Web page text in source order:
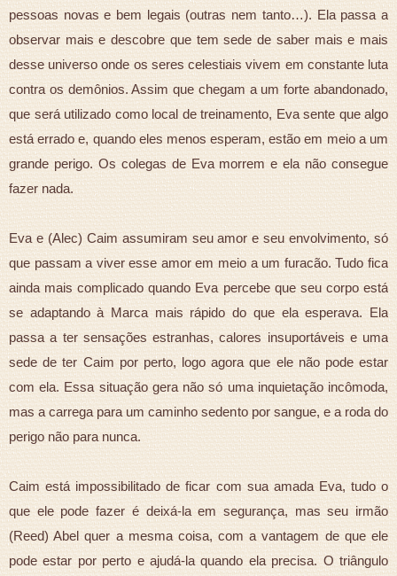
pessoas novas e bem legais (outras nem tanto…). Ela passa a
observar mais e descobre que tem sede de saber mais e mais
desse universo onde os seres celestiais vivem em constante luta
contra os demônios. Assim que chegam a um forte abandonado,
que será utilizado como local de treinamento, Eva sente que algo
está errado e, quando eles menos esperam, estão em meio a um
grande perigo. Os colegas de Eva morrem e ela não consegue
fazer nada.
Eva e (Alec) Caim assumiram seu amor e seu envolvimento, só
que passam a viver esse amor em meio a um furacão. Tudo fica
ainda mais complicado quando Eva percebe que seu corpo está
se adaptando à Marca mais rápido do que ela esperava. Ela
passa a ter sensações estranhas, calores insuportáveis e uma
sede de ter Caim por perto, logo agora que ele não pode estar
com ela. Essa situação gera não só uma inquietação incômoda,
mas a carrega para um caminho sedento por sangue, e a roda do
perigo não para nunca.
Caim está impossibilitado de ficar com sua amada Eva, tudo o
que ele pode fazer é deixá-la em segurança, mas seu irmão
(Reed) Abel quer a mesma coisa, com a vantagem de que ele
pode estar por perto e ajudá-la quando ela precisa. O triângulo